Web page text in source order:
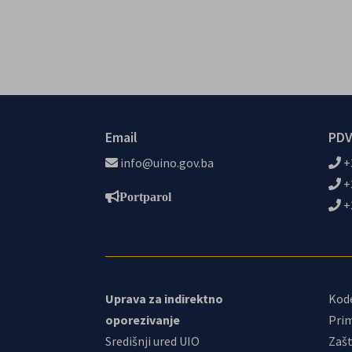
Email
info@uino.gov.ba
Portparol
Uprava za indirektno
oporezivanje
Središnji ured UIO